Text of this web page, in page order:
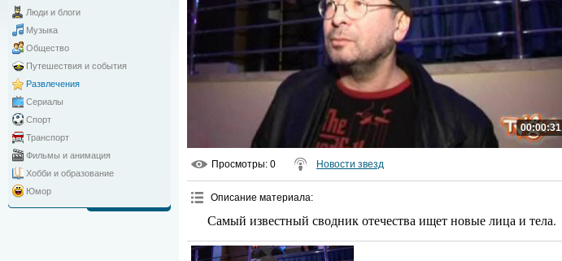
Люди и блоги
Музыка
Общество
Путешествия и события
Развлечения
Сериалы
Спорт
Транспорт
Фильмы и анимация
Хобби и образование
Юмор
00:00:31
Просмотры: 0 Новости звезд
Описание материала:
Самый известный сводник отечества ищет новые лица и тела.